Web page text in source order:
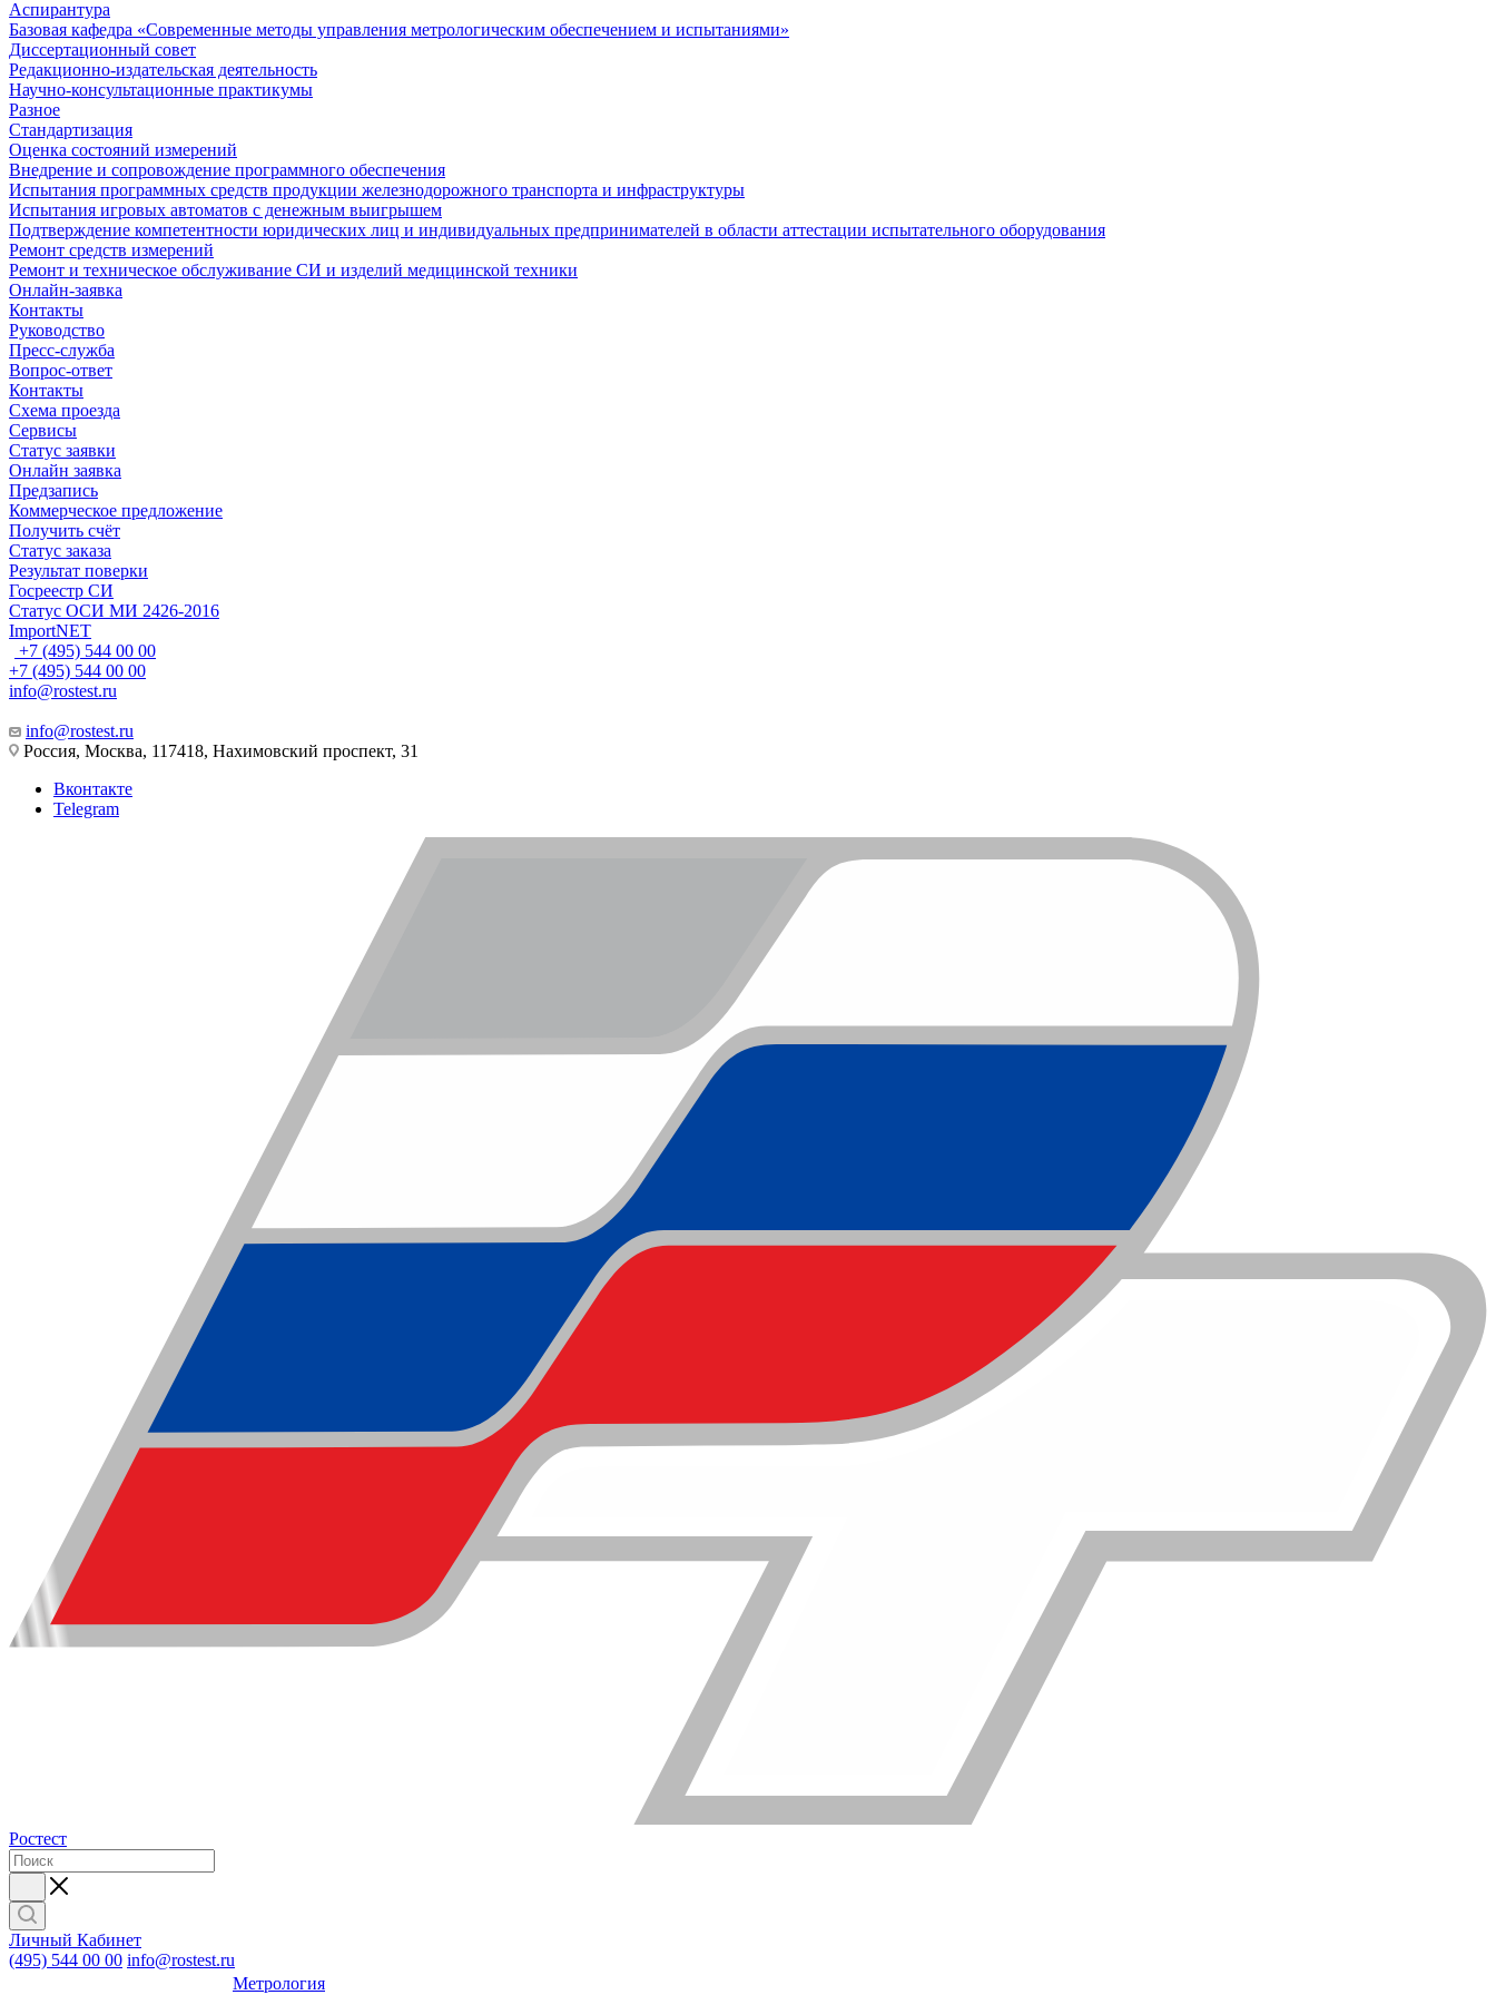
Аспирантура
Базовая кафедра «Современные методы управления метрологическим обеспечением и испытаниями»
Диссертационный совет
Редакционно-издательская деятельность
Научно-консультационные практикумы
Разное
Стандартизация
Оценка состояний измерений
Внедрение и сопровождение программного обеспечения
Испытания программных средств продукции железнодорожного транспорта и инфраструктуры
Испытания игровых автоматов с денежным выигрышем
Подтверждение компетентности юридических лиц и индивидуальных предпринимателей в области аттестации испытательного оборудования
Ремонт средств измерений
Ремонт и техническое обслуживание СИ и изделий медицинской техники
Онлайн-заявка
Контакты
Руководство
Пресс-служба
Вопрос-ответ
Контакты
Схема проезда
Сервисы
Статус заявки
Онлайн заявка
Предзапись
Коммерческое предложение
Получить счёт
Статус заказа
Результат поверки
Госреестр СИ
Статус ОСИ МИ 2426-2016
ImportNET
+7 (495) 544 00 00
+7 (495) 544 00 00
info@rostest.ru
info@rostest.ru
Россия, Москва, 117418, Нахимовский проспект, 31
Вконтакте
Telegram
Ростест
Личный Кабинет
(495) 544 00 00 info@rostest.ru
Метрология